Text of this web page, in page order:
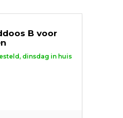
B voor
dinsdag in huis